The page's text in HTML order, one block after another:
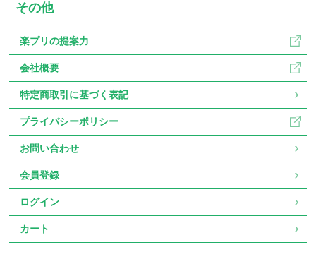
その他
楽プリの提案力
会社概要
特定商取引に基づく表記
プライバシーポリシー
お問い合わせ
会員登録
ログイン
カート